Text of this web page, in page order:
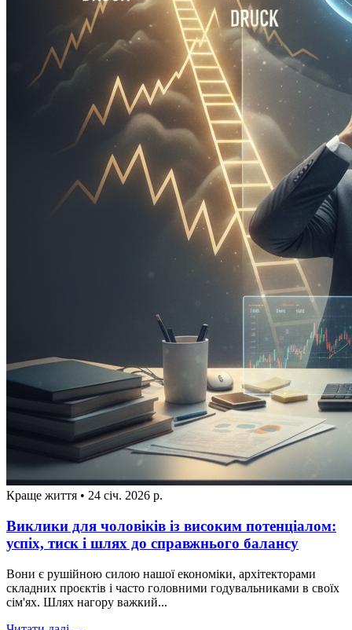
Краще життя • 24 січ. 2026 р.
Виклики для чоловіків із високим потенціалом:
успіх, тиск і шлях до справжнього балансу
Вони є рушійною силою нашої економіки, архітекторами
складних проєктів і часто головними годувальниками в своїх
сім'ях. Шлях нагору важкий...